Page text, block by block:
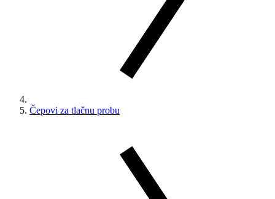
Čepovi za tlačnu probu